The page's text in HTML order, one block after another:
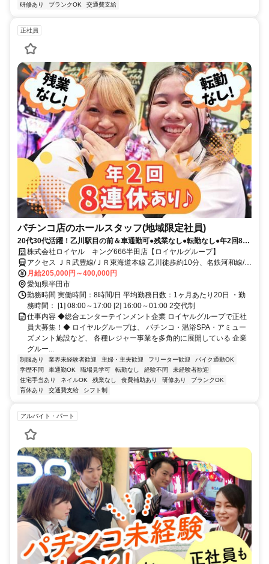
研修あり
ブランクOK 交通費支給
正社員
パチンコ店のホールスタッフ(地域限定社員)
20代30代活躍！乙川駅目の前＆車通勤可●残業なし●転勤なし●年2回8連
休●髪色・ネイル自由
株式会社ロイヤル キング666半田店【ロイヤルグループ】
アクセス ＪＲ武豊線/ＪＲ東海道本線 乙川徒歩約10分、名鉄河和線/名
鉄名古屋本線 住吉町出入口2徒歩約19分、ＪＲ武豊線 半田徒歩約20
分
月給205,000円～400,000円
愛知県半田市
勤務時間 実働時間：8時間/日 平均勤務日数：1ヶ月あたり20日 ・勤
務時間： [1] 08:00～17:00 [2] 16:00～01:00 2交代制
仕事内容 ◆総合エンターテインメント企業 ロイヤルグループで正社
員大募集！◆ ロイヤルグループは、 パチンコ・温浴SPA・アミュー
ズメント施設など、 各種レジャー事業を多角的に展開している 企業
グルー...
制服あり 業界未経験者歓迎 主婦・主夫歓迎 フリーター歓迎
バイク通勤OK
学歴不問
車通勤OK 職場見学可 転勤なし 経験不問
未経験者歓迎
住宅手当あり
ネイルOK 残業なし 食費補助あり 研修あり
ブランクOK
育休あり
交通費支給 シフト制
アルバイト・パート